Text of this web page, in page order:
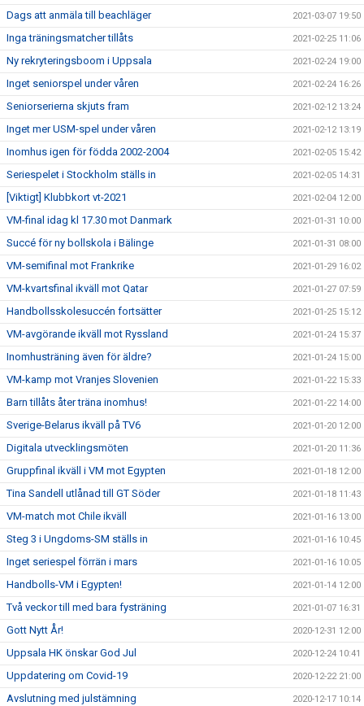
Dags att anmäla till beachläger 2021-03-07 19:50
Inga träningsmatcher tillåts 2021-02-25 11:06
Ny rekryteringsboom i Uppsala 2021-02-24 19:00
Inget seniorspel under våren 2021-02-24 16:26
Seniorserierna skjuts fram 2021-02-12 13:24
Inget mer USM-spel under våren 2021-02-12 13:19
Inomhus igen för födda 2002-2004 2021-02-05 15:42
Seriespelet i Stockholm ställs in 2021-02-05 14:31
[Viktigt] Klubbkort vt-2021 2021-02-04 12:00
VM-final idag kl 17.30 mot Danmark 2021-01-31 10:00
Succé för ny bollskola i Bälinge 2021-01-31 08:00
VM-semifinal mot Frankrike 2021-01-29 16:02
VM-kvartsfinal ikväll mot Qatar 2021-01-27 07:59
Handbollsskolesuccén fortsätter 2021-01-25 15:12
VM-avgörande ikväll mot Ryssland 2021-01-24 15:37
Inomhusträning även för äldre? 2021-01-24 15:00
VM-kamp mot Vranjes Slovenien 2021-01-22 15:33
Barn tillåts åter träna inomhus! 2021-01-22 14:00
Sverige-Belarus ikväll på TV6 2021-01-20 12:00
Digitala utvecklingsmöten 2021-01-20 11:36
Gruppfinal ikväll i VM mot Egypten 2021-01-18 12:00
Tina Sandell utlånad till GT Söder 2021-01-18 11:43
VM-match mot Chile ikväll 2021-01-16 13:00
Steg 3 i Ungdoms-SM ställs in 2021-01-16 10:45
Inget seriespel förrän i mars 2021-01-16 10:05
Handbolls-VM i Egypten! 2021-01-14 12:00
Två veckor till med bara fysträning 2021-01-07 16:31
Gott Nytt År! 2020-12-31 12:00
Uppsala HK önskar God Jul 2020-12-24 10:41
Uppdatering om Covid-19 2020-12-22 21:00
Avslutning med julstämning 2020-12-17 10:14